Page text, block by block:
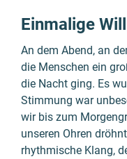
Einmalige
An dem Abend, an
die Menschen ein
die Nacht ging. Es
Stimmung war
wir bis zum
unseren Ohren
rhythmische Klang,